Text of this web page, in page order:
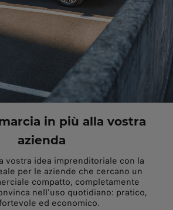
in più alla vostra
azienda
vostra idea imprenditoriale con la
per le aziende che cercano un
compatto, completamente
nell’uso quotidiano: pratico,
ed economico.